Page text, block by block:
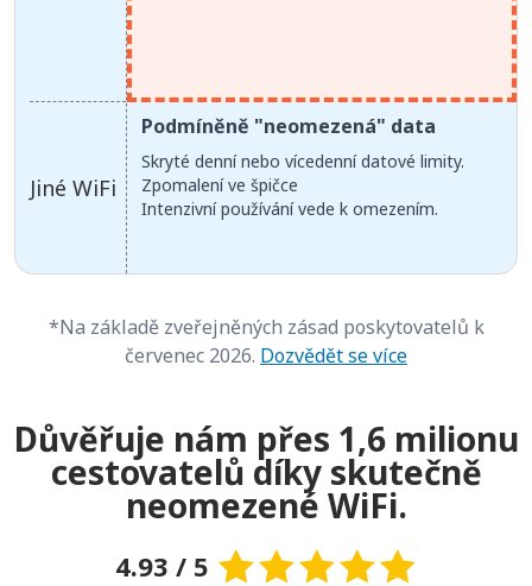
Jiné WiFi
Podmíněně "neomezená" data
Skryté denní nebo vícedenní datové limity.
Zpomalení ve špičce
Intenzivní používání vede k omezením.
*Na základě zveřejněných zásad poskytovatelů k
červenec 2026. Dozvědět se více
Důvěřuje nám přes 1,6 milionu
cestovatelů díky skutečně
neomezené WiFi.
4.93 / 5